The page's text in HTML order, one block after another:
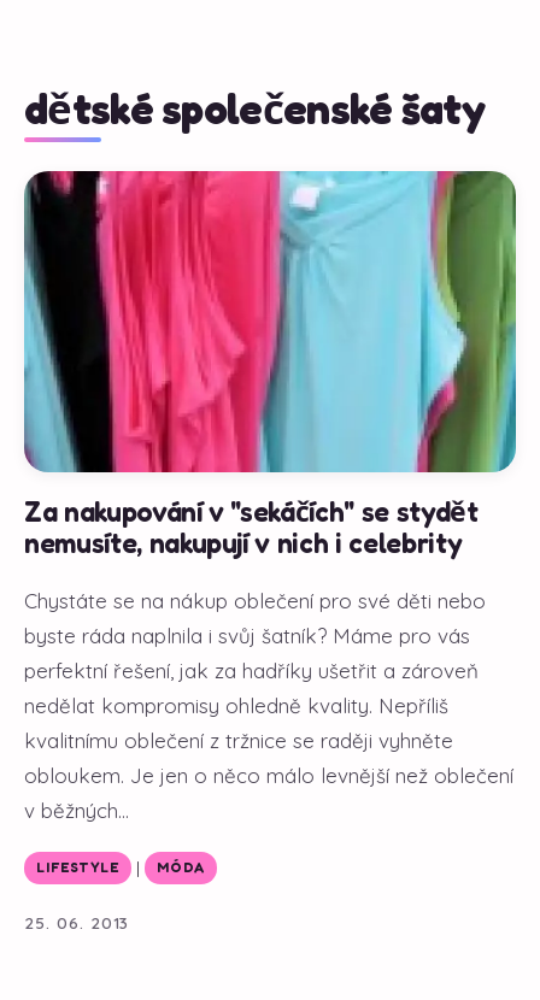
dětské společenské šaty
Za nakupování v "sekáčích" se stydět
nemusíte, nakupují v nich i celebrity
Chystáte se na nákup oblečení pro své děti nebo
byste ráda naplnila i svůj šatník? Máme pro vás
perfektní řešení, jak za hadříky ušetřit a zároveň
nedělat kompromisy ohledně kvality. Nepříliš
kvalitnímu oblečení z tržnice se raději vyhněte
obloukem. Je jen o něco málo levnější než oblečení
v běžných...
LIFESTYLE | MÓDA
25. 06. 2013